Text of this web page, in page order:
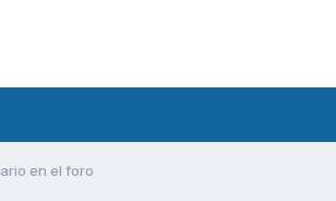
en el foro